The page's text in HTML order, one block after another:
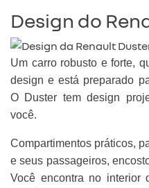
Design do
Um carro robusto e forte,
design e está preparado
O Duster tem design
você.
Compartimentos práticos,
e seus passageiros,
Você encontra no interior